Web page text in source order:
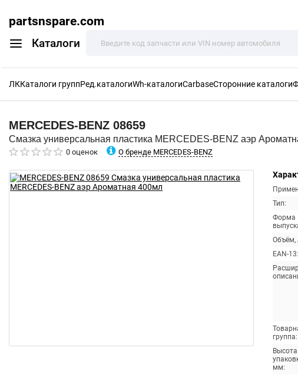
partsnspare.com
Каталоги
ЛККаталоги группРед.каталогиWh-каталогиCarbaseСторонние каталоги
MERCEDES-BENZ 08659
Смазка универсальная пластика MERCEDES-BENZ аэр
0 оценок О бренде MERCEDES-BENZ
Тип:
Форма
Объём,
EAN-13:
группа:
Высота
мм: